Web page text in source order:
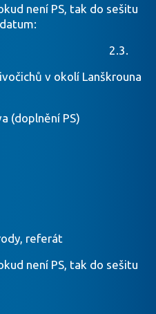
není PS, tak do sešitu
a sídel 2.3.
v okolí Lanškrouna
(doplnění PS)
referát
není PS, tak do sešitu